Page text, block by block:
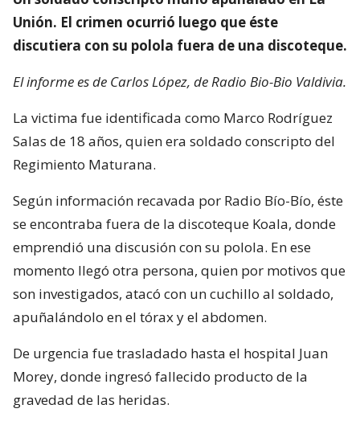
Unión. El crimen ocurrió luego que éste
discutiera con su polola fuera de una discoteque.
El informe es de Carlos López, de Radio Bio-Bio Valdivia.
La victima fue identificada como Marco Rodríguez
Salas de 18 años, quien era soldado conscripto del
Regimiento Maturana.
Según información recavada por Radio Bío-Bío, éste
se encontraba fuera de la discoteque Koala, donde
emprendió una discusión con su polola. En ese
momento llegó otra persona, quien por motivos que
son investigados, atacó con un cuchillo al soldado,
apuñalándolo en el tórax y el abdomen.
De urgencia fue trasladado hasta el hospital Juan
Morey, donde ingresó fallecido producto de la
gravedad de las heridas.